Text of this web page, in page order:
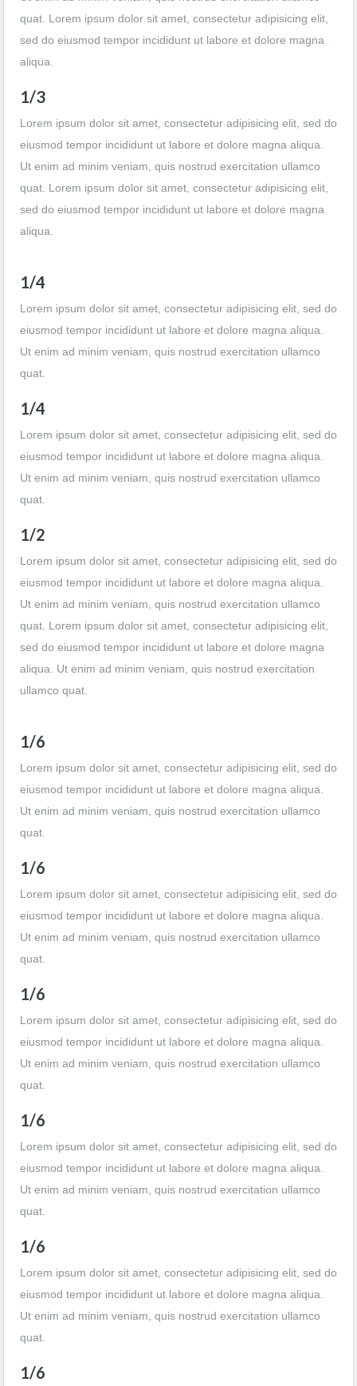
quat. Lorem ipsum dolor sit amet, consectetur adipisicing elit,
sed do eiusmod tempor incididunt ut labore et dolore magna
aliqua.
1/3
Lorem ipsum dolor sit amet, consectetur adipisicing elit, sed do
eiusmod tempor incididunt ut labore et dolore magna aliqua.
Ut enim ad minim veniam, quis nostrud exercitation ullamco
quat. Lorem ipsum dolor sit amet, consectetur adipisicing elit,
sed do eiusmod tempor incididunt ut labore et dolore magna
aliqua.
1/4
Lorem ipsum dolor sit amet, consectetur adipisicing elit, sed do
eiusmod tempor incididunt ut labore et dolore magna aliqua.
Ut enim ad minim veniam, quis nostrud exercitation ullamco
quat.
1/4
Lorem ipsum dolor sit amet, consectetur adipisicing elit, sed do
eiusmod tempor incididunt ut labore et dolore magna aliqua.
Ut enim ad minim veniam, quis nostrud exercitation ullamco
quat.
1/2
Lorem ipsum dolor sit amet, consectetur adipisicing elit, sed do
eiusmod tempor incididunt ut labore et dolore magna aliqua.
Ut enim ad minim veniam, quis nostrud exercitation ullamco
quat. Lorem ipsum dolor sit amet, consectetur adipisicing elit,
sed do eiusmod tempor incididunt ut labore et dolore magna
aliqua. Ut enim ad minim veniam, quis nostrud exercitation
ullamco quat.
1/6
Lorem ipsum dolor sit amet, consectetur adipisicing elit, sed do
eiusmod tempor incididunt ut labore et dolore magna aliqua.
Ut enim ad minim veniam, quis nostrud exercitation ullamco
quat.
1/6
Lorem ipsum dolor sit amet, consectetur adipisicing elit, sed do
eiusmod tempor incididunt ut labore et dolore magna aliqua.
Ut enim ad minim veniam, quis nostrud exercitation ullamco
quat.
1/6
Lorem ipsum dolor sit amet, consectetur adipisicing elit, sed do
eiusmod tempor incididunt ut labore et dolore magna aliqua.
Ut enim ad minim veniam, quis nostrud exercitation ullamco
quat.
1/6
Lorem ipsum dolor sit amet, consectetur adipisicing elit, sed do
eiusmod tempor incididunt ut labore et dolore magna aliqua.
Ut enim ad minim veniam, quis nostrud exercitation ullamco
quat.
1/6
Lorem ipsum dolor sit amet, consectetur adipisicing elit, sed do
eiusmod tempor incididunt ut labore et dolore magna aliqua.
Ut enim ad minim veniam, quis nostrud exercitation ullamco
quat.
1/6